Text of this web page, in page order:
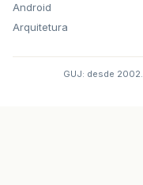
Android
Arquitetura
GUJ: desde 2002.